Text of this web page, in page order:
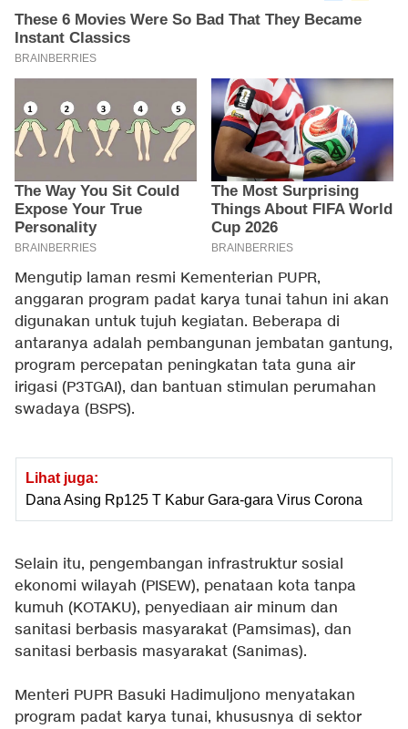
Mengutip laman resmi Kementerian PUPR,
anggaran program padat karya tunai tahun ini akan
digunakan untuk tujuh kegiatan. Beberapa di
antaranya adalah pembangunan jembatan gantung,
program percepatan peningkatan tata guna air
irigasi (P3TGAI), dan bantuan stimulan perumahan
swadaya (BSPS).
Lihat juga:
Dana Asing Rp125 T Kabur Gara-gara Virus Corona
Selain itu, pengembangan infrastruktur sosial
ekonomi wilayah (PISEW), penataan kota tanpa
kumuh (KOTAKU), penyediaan air minum dan
sanitasi berbasis masyarakat (Pamsimas), dan
sanitasi berbasis masyarakat (Sanimas).
Menteri PUPR Basuki Hadimuljono menyatakan
program padat karya tunai, khususnya di sektor